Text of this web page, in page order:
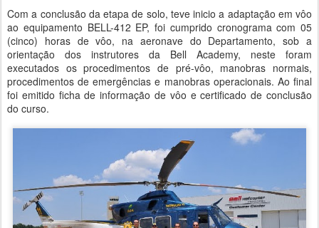
Com a conclusão da etapa de solo, teve inicio a adaptação em vôo
ao equipamento BELL-412 EP, foi cumprido cronograma com 05
(cinco) horas de vôo, na aeronave do Departamento, sob a
orientação dos instrutores da Bell Academy, neste foram
executados os procedimentos de pré-vôo, manobras normais,
procedimentos de emergências e manobras operacionais. Ao final
foi emitido ficha de informação de vôo e certificado de conclusão
do curso.